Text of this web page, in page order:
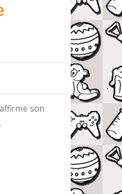
son